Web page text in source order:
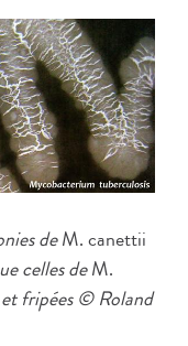
deM. canettii
celles deM.
et fripées © Roland